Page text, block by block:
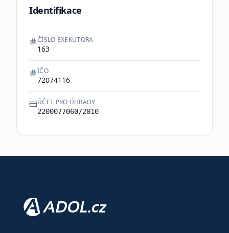
Identifikace
ČÍSLO EXEKUTORA
163
IČO
72074116
ÚČET PRO ÚHRADY
2200077060/2010